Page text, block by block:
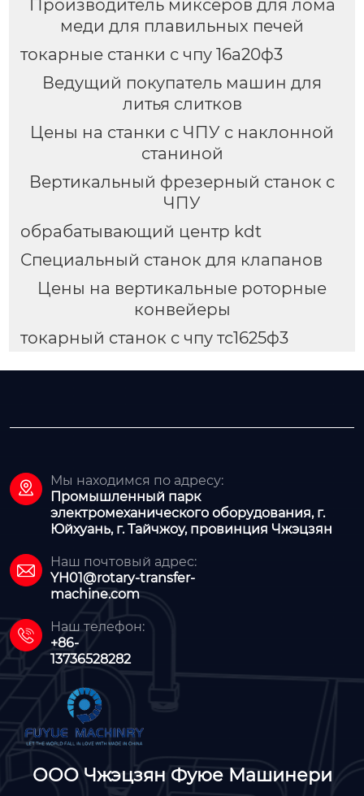
Производитель миксеров для лома
меди для плавильных печей
токарные станки с чпу 16а20ф3
Ведущий покупатель машин для
литья слитков
Цены на станки с ЧПУ с наклонной
станиной
Вертикальный фрезерный станок с
ЧПУ
обрабатывающий центр kdt
Специальный станок для клапанов
Цены на вертикальные роторные
конвейеры
токарный станок с чпу тс1625ф3

Мы находимся по адресу:
Промышленный парк
электромеханического оборудования, г.
Юйхуань, г. Тайчжоу, провинция Чжэцзян

Наш почтовый адрес:
YH01@rotary-transfer-
machine.com

Наш телефон:
+86-
13736528282
ООО Чжэцзян Фуюе Машинери